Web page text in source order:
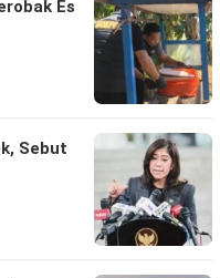
Es
Sebut